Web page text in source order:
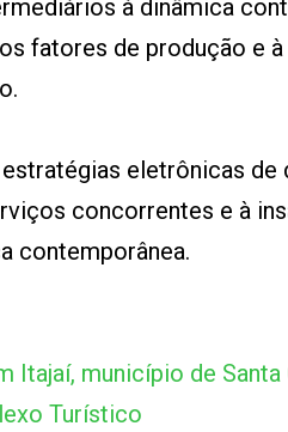
à dinâmica
fatores de produção e
eletrônicas
concorrentes e à
contemporânea.
Itajaí, município de
Turístico